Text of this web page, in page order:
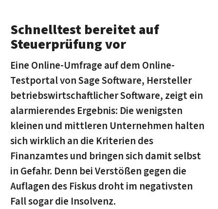
Schnelltest bereitet auf
Steuerprüfung vor
Eine Online-Umfrage auf dem Online-
Testportal von Sage Software, Hersteller
betriebswirtschaftlicher Software, zeigt ein
alarmierendes Ergebnis: Die wenigsten
kleinen und mittleren Unternehmen halten
sich wirklich an die Kriterien des
Finanzamtes und bringen sich damit selbst
in Gefahr. Denn bei Verstößen gegen die
Auflagen des Fiskus droht im negativsten
Fall sogar die Insolvenz.